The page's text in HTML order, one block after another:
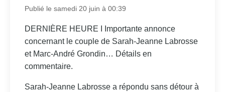
Publié le samedi 20 juin à 00:39
DERNIÈRE HEURE I Importante annonce
concernant le couple de Sarah-Jeanne Labrosse
et Marc-André Grondin… Détails en
commentaire.
Sarah-Jeanne Labrosse a répondu sans détour à